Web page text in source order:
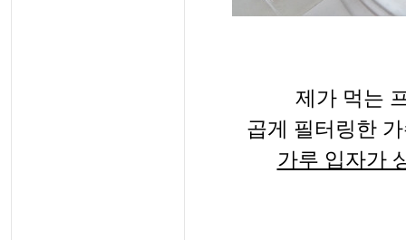
제가 먹는
곱게 필터링한
가루 입자가